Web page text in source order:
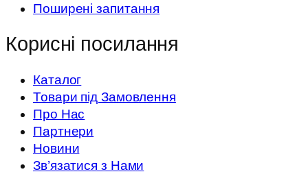
Поширені запитання
Корисні посилання
Каталог
Товари під Замовлення
Про Нас
Партнери
Новини
Зв’язатися з Нами